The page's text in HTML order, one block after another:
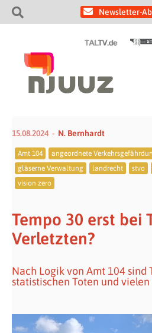
Newsletter-
15.08.2024 N. Bernhardt
Amt 104 angeordnete
gläserne Verwaltung
landrecht stvo
vision zero
Tempo 30 erst bei
Verletzten?
Nach Logik von Amt 104 sind
statistischen Toten und